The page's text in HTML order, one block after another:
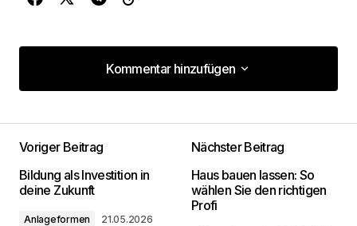
Kommentar hinzufügen
Kommentar hinzufügen
Deine E-Mail-Adresse wird nicht
veröffentlicht. Erforderliche Felder sind mit*
markiert
Voriger Beitrag
Bildung als Investition in
deine Zukunft
Anlageformen 21.05.2026
Nächster Beitrag
Haus bauen lassen: So
wählen Sie den richtigen
Profi